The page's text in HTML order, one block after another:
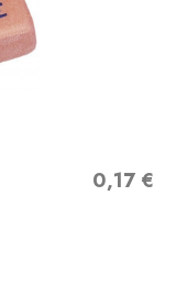
Precio
0,17 €